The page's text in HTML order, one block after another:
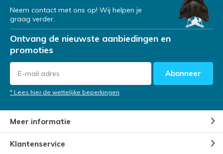
Neem contact met ons op! Wij helpen je
graag verder.
Ontvang de nieuwste aanbiedingen en
promoties
Abonneer
* Lees hier de wettelijke beperkingen
Meer informatie
Klantenservice